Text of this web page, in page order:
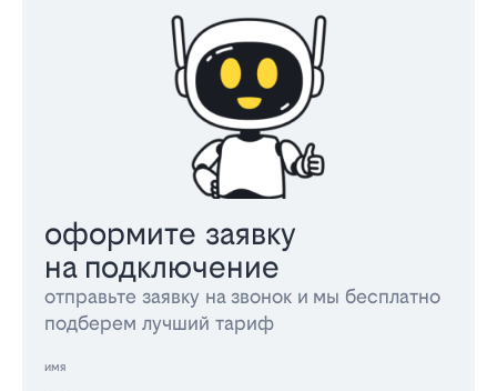
оформите заявку
на подключение
отправьте заявку на звонок и мы бесплатно
подберем лучший тариф
имя